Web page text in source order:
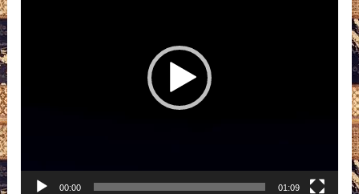
00:00 01:09